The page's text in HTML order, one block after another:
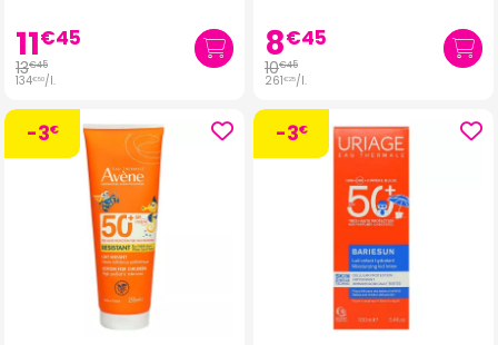
11€45
13€45
134€50/l.
8€45
10€45
261€25/l.
-3€ -3€